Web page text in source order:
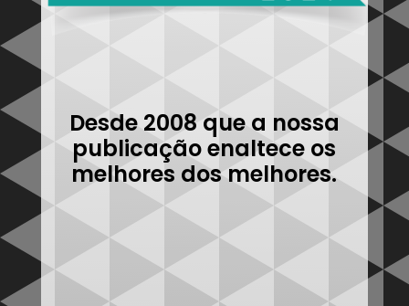
Desde 2008 que a nossa
publicação enaltece os
melhores dos melhores.